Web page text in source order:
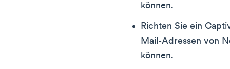
können.
Richten Sie ein
Mail-Adressen von
können.